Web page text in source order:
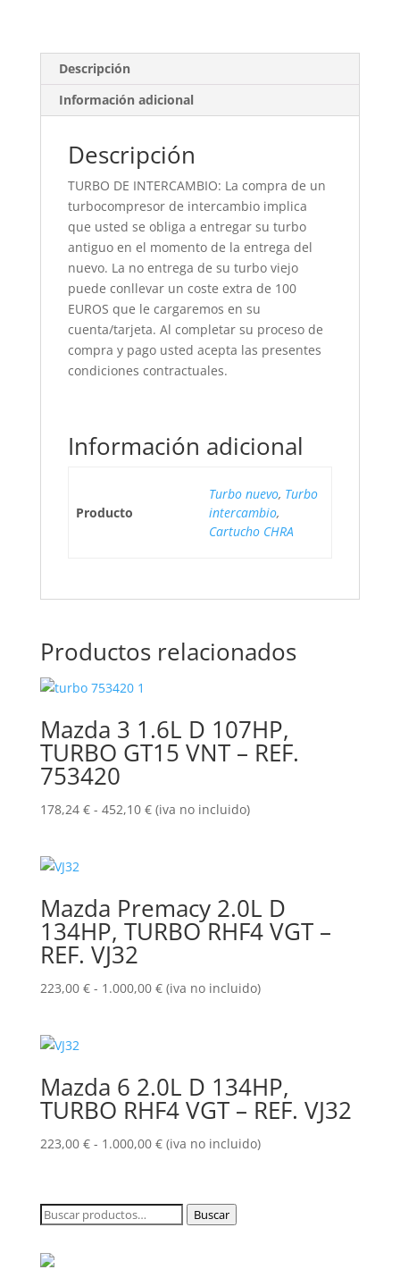
Descripción
Información adicional
Descripción
TURBO DE INTERCAMBIO: La compra de un
turbocompresor de intercambio implica
que usted se obliga a entregar su turbo
antiguo en el momento de la entrega del
nuevo. La no entrega de su turbo viejo
puede conllevar un coste extra de 100
EUROS que le cargaremos en su
cuenta/tarjeta. Al completar su proceso de
compra y pago usted acepta las presentes
condiciones contractuales.
Información adicional
Producto
Turbo nuevo, Turbo
intercambio,
Cartucho CHRA
Productos relacionados
Mazda 3 1.6L D 107HP,
TURBO GT15 VNT – REF.
753420
178,24 € - 452,10 €Rango
hasta
452,10 €
(iva no incluido)
Mazda Premacy 2.0L D
134HP, TURBO RHF4 VGT –
REF. VJ32
223,00 € - 1.000,00 €Rango
hasta
1.000,00 €
(iva no incluido)
Mazda 6 2.0L D 134HP,
TURBO RHF4 VGT – REF. VJ32
223,00 € - 1.000,00 €Rango
desde
223,00 €
(iva no incluido)
Buscar
Buscar